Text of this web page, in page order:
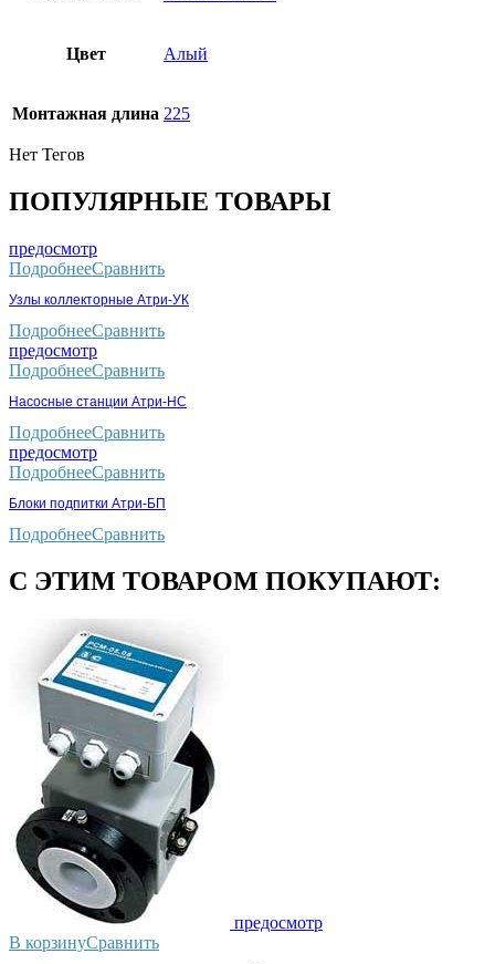
Цвет Алый
Монтaжнaя длинa 225
Нет Тегов
ПОПУЛЯРНЫЕ ТОВАРЫ
предосмотр
ПодробнееСравнить
Узлы коллекторные Атри-УК
ПодробнееСравнить
предосмотр
ПодробнееСравнить
Насосные станции Атри-НС
ПодробнееСравнить
предосмотр
ПодробнееСравнить
Блоки подпитки Атри-БП
ПодробнееСравнить
С ЭТИМ ТОВАРОМ ПОКУПАЮТ:
предосмотр
В корзинуСравнить